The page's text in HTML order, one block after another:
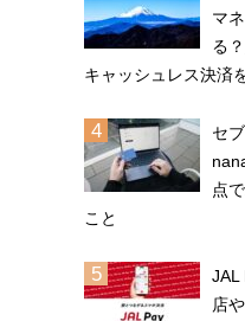
マ
る
キャッシュレス決済
セ
点
こと
JAL
店